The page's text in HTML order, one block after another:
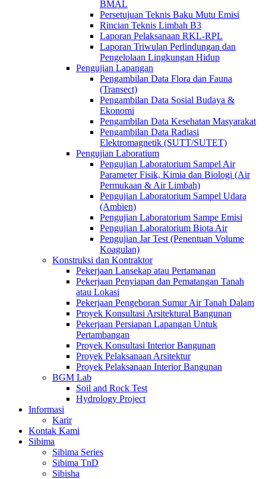
BMAL
Persetujuan Teknis Baku Mutu Emisi
Rincian Teknis Limbah B3
Laporan Pelaksanaan RKL-RPL
Laporan Triwulan Perlindungan dan
Pengelolaan Lingkungan Hidup
Pengujian Lapangan
Pengambilan Data Flora dan Fauna
(Transect)
Pengambilan Data Sosial Budaya &
Ekonomi
Pengambilan Data Kesehatan Masyarakat
Pengambilan Data Radiasi
Elektromagnetik (SUTT/SUTET)
Pengujian Laboratium
Pengujian Laboratorium Sampel Air
Parameter Fisik, Kimia dan Biologi (Air
Permukaan & Air Limbah)
Pengujian Laboratorium Sampel Udara
(Ambien)
Pengujian Laboratorium Sampe Emisi
Pengujian Laboratorium Biota Air
Pengujian Jar Test (Penentuan Volume
Koagulan)
Konstruksi dan Kontraktor
Pekerjaan Lansekap atau Pertamanan
Pekerjaan Penyiapan dan Pematangan Tanah
atau Lokasi
Pekerjaan Pengeboran Sumur Air Tanah Dalam
Proyek Konsultasi Arsitektural Bangunan
Pekerjaan Persiapan Lapangan Untuk
Pertambangan
Proyek Konsultasi Interior Bangunan
Proyek Pelaksanaan Arsitektur
Proyek Pelaksanaan Interior Bangunan
BGM Lab
Soil and Rock Test
Hydrology Project
Informasi
Karir
Kontak Kami
Sibima
Sibima Series
Sibima TnD
Sibisha